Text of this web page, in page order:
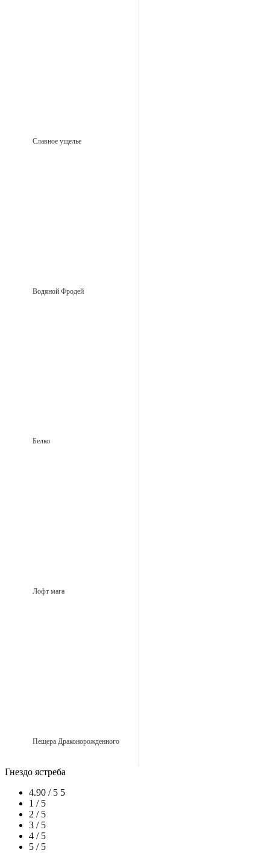
Славное ущелье
Водяной Фродей
Белко
Лофт мага
Пещера Драконорожденного
Гнездо ястреба
4.90 / 5 5
1 / 5
2 / 5
3 / 5
4 / 5
5 / 5